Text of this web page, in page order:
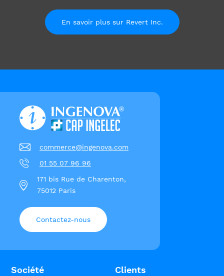
En savoir plus sur Revert Inc.
commerce@ingenova.com
01 55 07 96 96
171 bis Rue de Charenton,
75012 Paris
Contactez-nous
Société Clients